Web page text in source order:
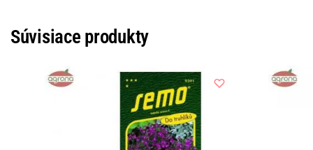
Súvisiace produkty